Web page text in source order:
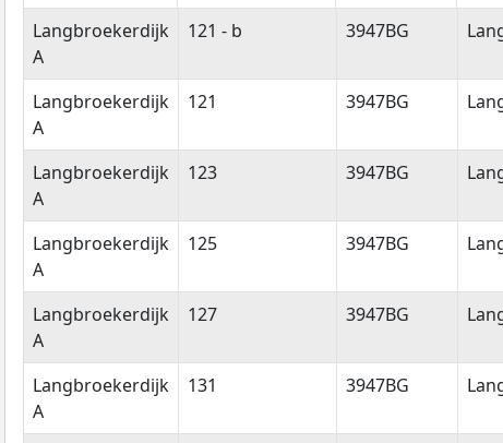
Straatnaam
Huisnummer Postcode
Langbroekerdijk
A
121 - b 3947BG
Langbroekerdijk
A
121 3947BG
Langbroekerdijk
A
123 3947BG
Langbroekerdijk
A
125 3947BG
Langbroekerdijk
A
127 3947BG
Langbroekerdijk
A
131 3947BG